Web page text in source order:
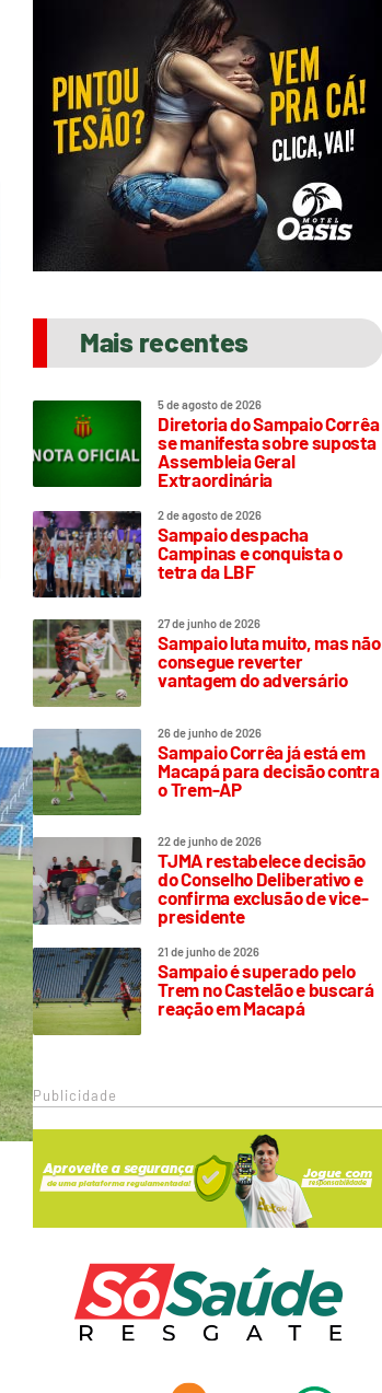
Mais recentes
5 de agosto de 2026
Diretoria do Sampaio Corrêa
se manifesta sobre suposta
Assembleia Geral
Extraordinária
2 de agosto de 2026
Sampaio despacha
Campinas e conquista o
tetra da LBF
27 de junho de 2026
Sampaio luta muito, mas não
consegue reverter
vantagem do adversário
26 de junho de 2026
Sampaio Corrêa já está em
Macapá para decisão contra
o Trem-AP
22 de junho de 2026
TJMA restabelece decisão
do Conselho Deliberativo e
confirma exclusão de vice-
presidente
21 de junho de 2026
Sampaio é superado pelo
Trem no Castelão e buscará
reação em Macapá
Publicidade